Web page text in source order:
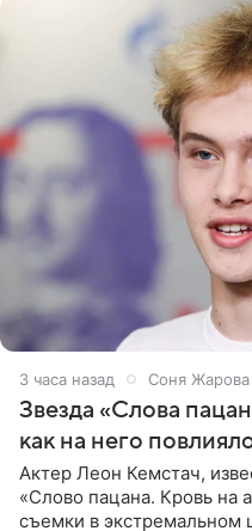
3 часа назад Соня Жарова
Звезда «Слова
как на него
Актер Леон Кемстач,
«Слово пацана. Кровь на
съемки в экстремальном